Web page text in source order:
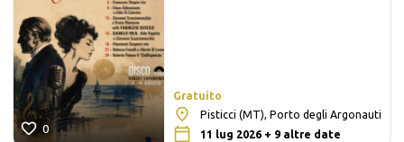
0
Gratuito
Pisticci (MT), Porto degli Argonauti
11 lug 2026 + 9 altre date